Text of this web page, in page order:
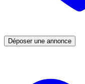
Déposer une annonce